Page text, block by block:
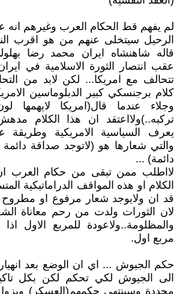
لم يفهم قط الحكام العرب وغيرهم انه
الرحيل سيتخلى عنهم من هو اقرب
قاله شاهنشاه ايران محمد رضا
عقب انتصار الثورة الاسلامية في
تتحالف مع امريكا... لكن لابد من
كلام برجنسكي كبير الدبلوماسين
وجلاء عندما قال(امريكا لايهمها
تركبه..)ولااعتقد ان هذا الكلام
يعرف السياسية الامريكية وطريقة
والتي شعارها هو (لاتوجد صداقة
دائمة) ...
لااطلب ممن تبقى من حكام العرب
الكلام او هذه المواقف الدراماتيكية
قد ان ولايوجد شعار مرفوع او مطروح
لان الثورات ولدت من رحم معاناة
والمظلومة..ولاعودة للمربع الاول
مربع اول.
حكم الجيوش ... اي ان الوضع بعد
الى الجيوش لكي تحكم لكن بكل تاكيد
محددة وسينتهي حكمهم(العسكر)